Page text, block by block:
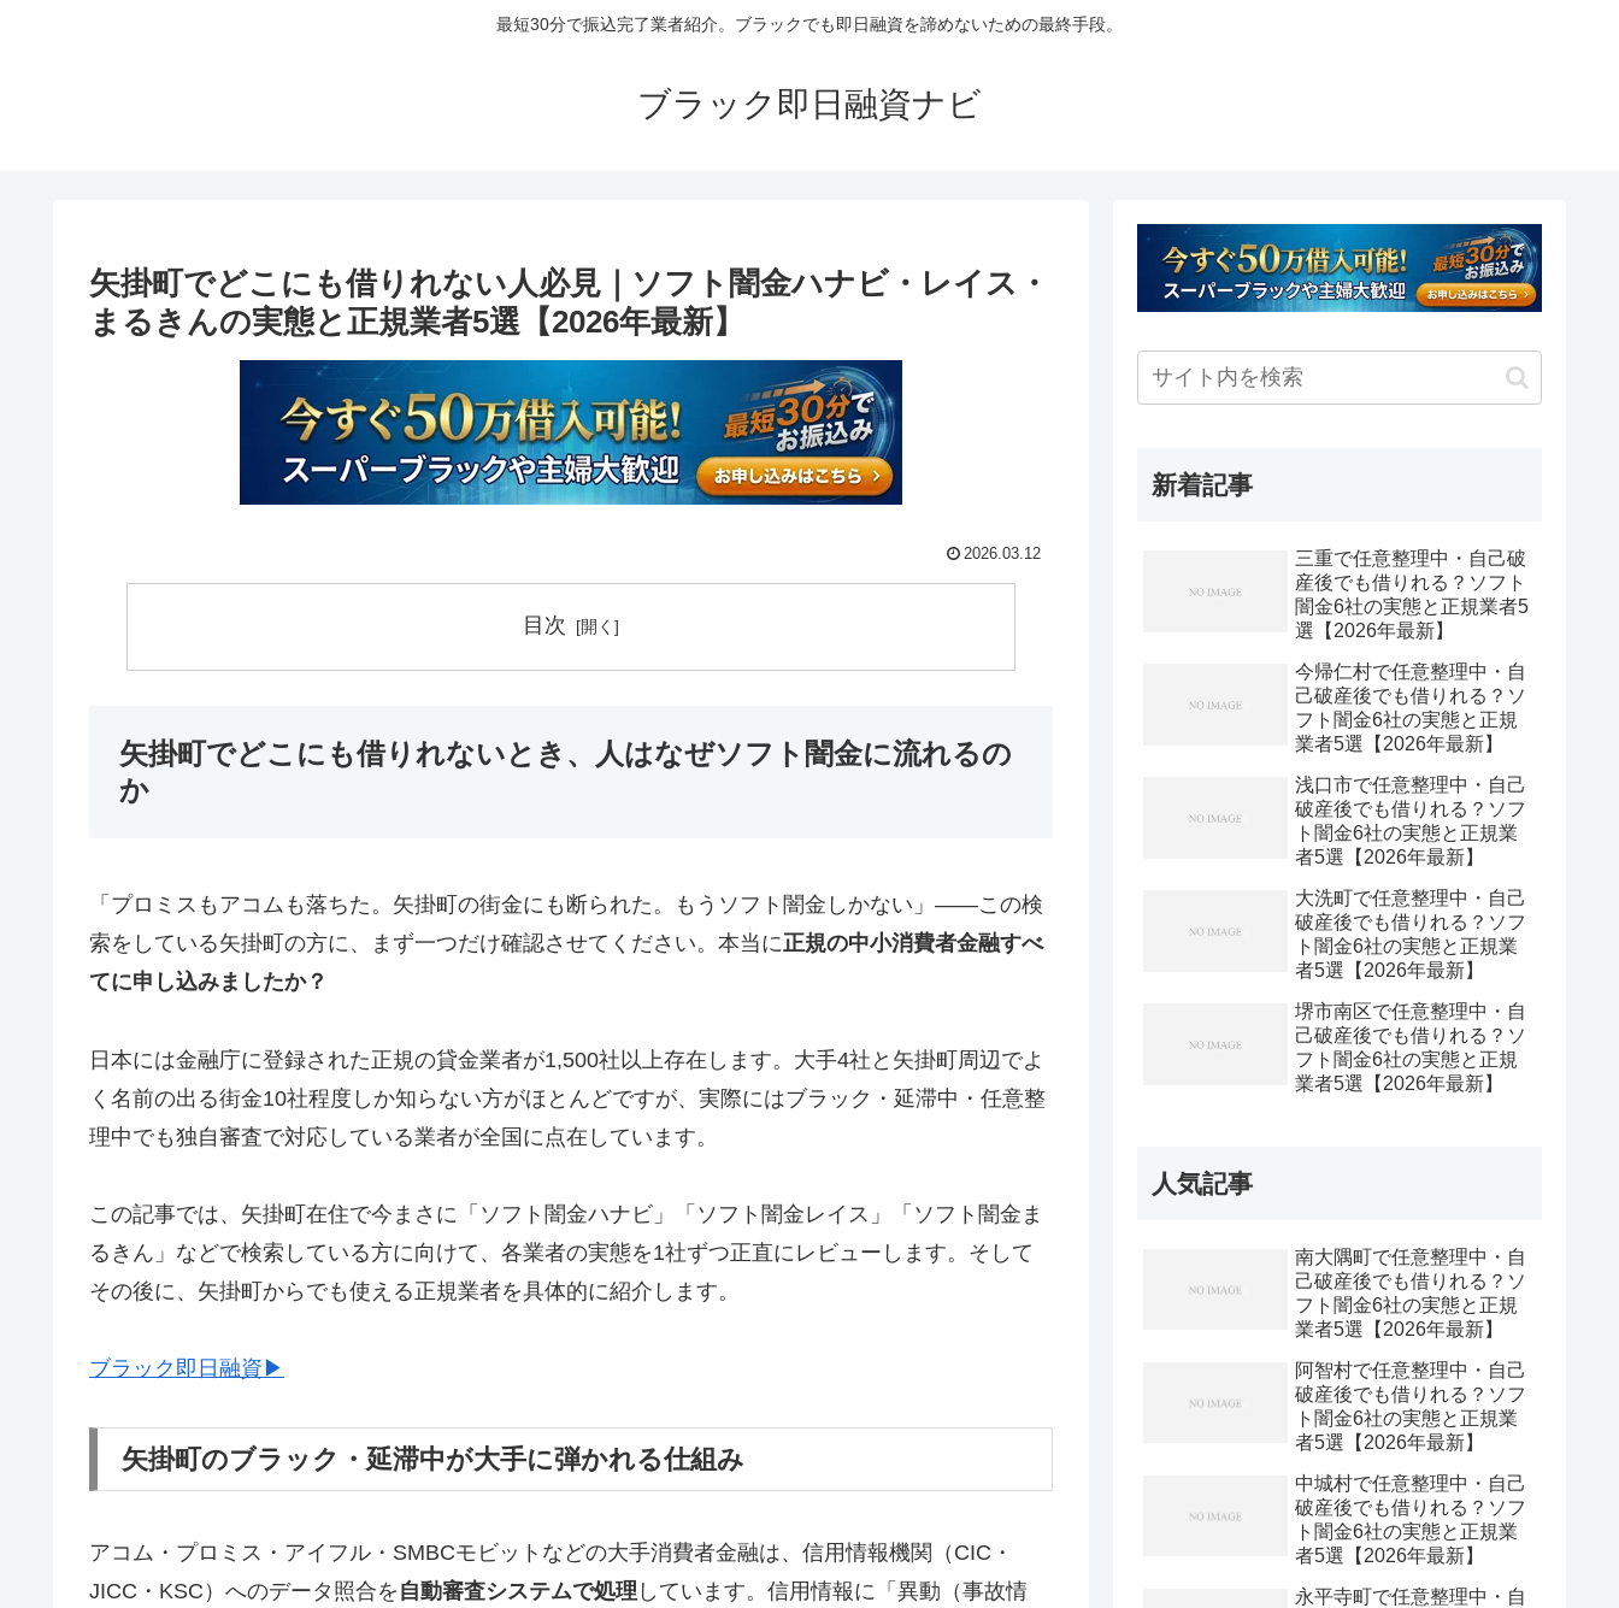
最短30分で振込完了業者紹介。ブラックでも即日融資を諦めないための最終手段。
ブラック即日融資ナビ
矢掛町でどこにも借りれない人必見｜ソフト闇金ハナビ・レイス・
まるきんの実態と正規業者5選【2026年最新】
2026.03.12
目次
矢掛町でどこにも借りれないとき、人はなぜソフト闇金に流れるの
か
「プロミスもアコムも落ちた。矢掛町の街金にも断られた。もうソフト闇金しかない」——この検
索をしている矢掛町の方に、まず一つだけ確認させてください。本当に正規の中小消費者金融すべ
てに申し込みましたか？
日本には金融庁に登録された正規の貸金業者が1,500社以上存在します。大手4社と矢掛町周辺でよ
く名前の出る街金10社程度しか知らない方がほとんどですが、実際にはブラック・延滞中・任意整
理中でも独自審査で対応している業者が全国に点在しています。
この記事では、矢掛町在住で今まさに「ソフト闇金ハナビ」「ソフト闇金レイス」「ソフト闇金ま
るきん」などで検索している方に向けて、各業者の実態を1社ずつ正直にレビューします。そして
その後に、矢掛町からでも使える正規業者を具体的に紹介します。
ブラック即日融資▶
矢掛町のブラック・延滞中が大手に弾かれる仕組み
アコム・プロミス・アイフル・SMBCモビットなどの大手消費者金融は、信用情報機関（CIC・
JICC・KSC）へのデータ照合を 自動審査システムで処理 しています。信用情報に「異動（事故情
新着記事
三重で任意整理中・自己破
産後でも借りれる？ソフト
闇金6社の実態と正規業者5
選【2026年最新】
今帰仁村で任意整理中・自
己破産後でも借りれる？ソ
フト闇金6社の実態と正規
業者5選【2026年最新】
浅口市で任意整理中・自己
破産後でも借りれる？ソフ
ト闇金6社の実態と正規業
者5選【2026年最新】
大洗町で任意整理中・自己
破産後でも借りれる？ソフ
ト闇金6社の実態と正規業
者5選【2026年最新】
堺市南区で任意整理中・自
己破産後でも借りれる？ソ
フト闇金6社の実態と正規
業者5選【2026年最新】
人気記事
南大隅町で任意整理中・自
己破産後でも借りれる？ソ
フト闇金6社の実態と正規
業者5選【2026年最新】
阿智村で任意整理中・自己
破産後でも借りれる？ソフ
ト闇金6社の実態と正規業
者5選【2026年最新】
中城村で任意整理中・自己
破産後でも借りれる？ソフ
ト闇金6社の実態と正規業
者5選【2026年最新】
永平寺町で任意整理中・自